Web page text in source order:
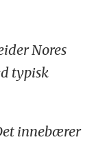
Nores
typisk
innebærer